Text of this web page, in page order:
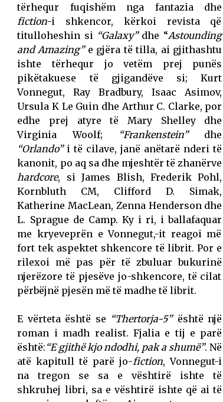
tërhequr fuqishëm nga fantazia dhe
fiction-i shkencor, kërkoi revista që
titulloheshin si “Galaxy” dhe “Astounding
and Amazing”e gjëra të tilla, ai gjithashtu
ishte tërhequr jo vetëm prej punës
pikëtakuese të gjigandëve si; Kurt
Vonnegut, Ray Bradbury, Isaac Asimov,
Ursula K Le Guin dhe Arthur C. Clarke, por
edhe prej atyre të Mary Shelley dhe
Virginia Woolf;
“Frankenstein”dhe
“Orlando”i të cilave, janë anëtarë nderi të
kanonit, po aq sa dhe mjeshtër të zhanërve
hardcore, si James Blish, Frederik Pohl,
Kornbluth CM, Clifford D. Simak,
Katherine MacLean, Zenna Henderson dhe
L. Sprague de Camp. Ky i ri, i ballafaquar
me kryeveprën e Vonnegut,-it reagoi më
fort tek aspektet shkencore të librit. Por e
rilexoi më pas për të zbuluar bukurinë
njerëzore të pjesëve jo-shkencore, të cilat
përbëjnë pjesën më të madhe të librit.
E vërteta është se “Thertorja-5”është një
roman i madh realist. Fjalia e tij e parë
është: “E gjithë kjo ndodhi, pak a shumë”. Në
atë kapitull të parë jo-fiction, Vonnegut-i
na tregon se sa e vështirë ishte të
shkruhej libri, sa e vështirë ishte që ai të